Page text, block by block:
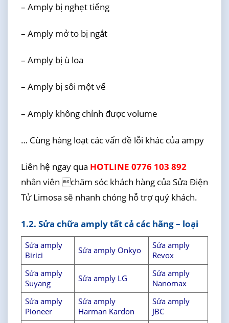
– Amply bị nghẹt tiếng
– Amply mở to bị ngắt
– Amply bị ù loa
– Amply bị sôi một vế
– Amply không chỉnh được volume
… Cùng hàng loạt các vấn đề lỗi khác của ampy
Liên hệ ngay qua HOTLINE 0776 103 892
nhân viên chăm sóc khách hàng của Sửa Điện
Tử Limosa sẽ nhanh chóng hỗ trợ quý khách.
1.2. Sửa chữa amply tất cả các hãng – loại
Sửa amply
Birici
Sửa amply Onkyo
Sửa amply
Revox
Sửa amply
Suyang
Sửa amply LG
Sửa amply
Nanomax
Sửa amply
Pioneer
Sửa amply
Harman Kardon
Sửa amply
JBC